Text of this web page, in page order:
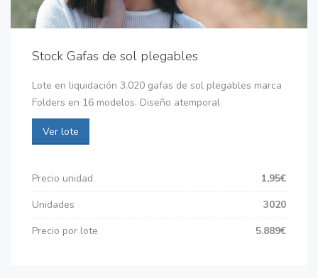
Stock Gafas de sol plegables
Lote en liquidación 3.020 gafas de sol plegables marca
Folders en 16 modelos. Diseño atemporal
Ver lote
Precio unidad
1,95€
Unidades
3020
Precio por lote
5.889€